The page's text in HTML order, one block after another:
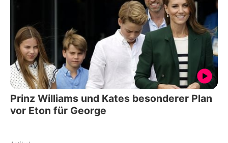
Prinz Williams und Kates besonderer Plan
vor Eton für George